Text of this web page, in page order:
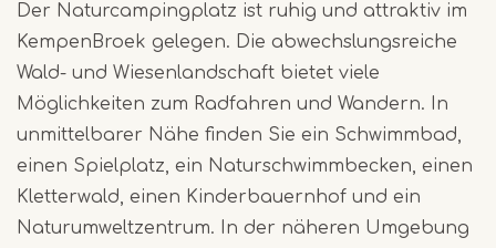
Der Naturcampingplatz ist ruhig und attraktiv im
KempenBroek gelegen. Die abwechslungsreiche
Wald- und Wiesenlandschaft bietet viele
Möglichkeiten zum Radfahren und Wandern. In
unmittelbarer Nähe finden Sie ein Schwimmbad,
einen Spielplatz, ein Naturschwimmbecken, einen
Kletterwald, einen Kinderbauernhof und ein
Naturumweltzentrum. In der näheren Umgebung